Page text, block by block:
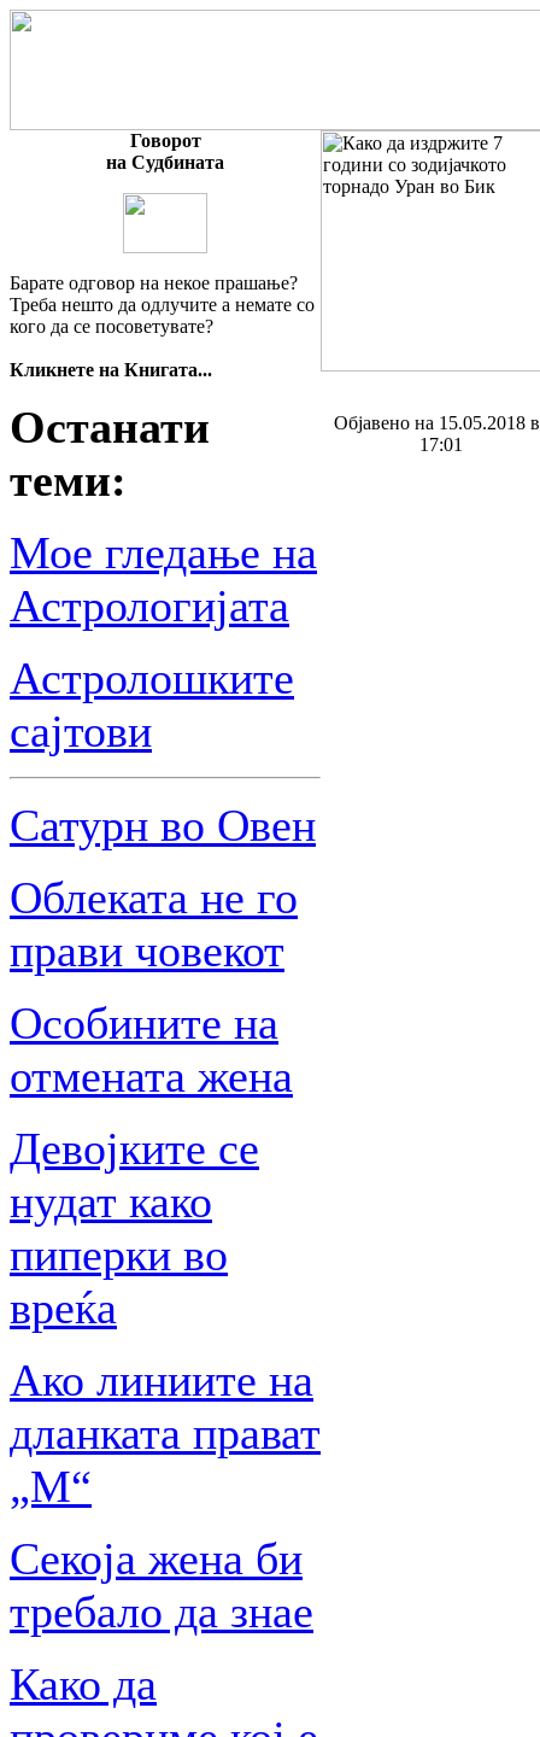
Говорот
на Судбината
Барате одговор на некое прашање?
Треба нешто да одлучите а немате со
кого да се посоветувате?
Кликнете на Книгата...
Останати
теми:
Мое гледање на
Астрологијата
Астролошките
сајтови
Сатурн во Овен
Облеката не го
прави човекот
Особините на
отмената жена
Девојките се
нудат како
пиперки во
вреќа
Ако линиите на
дланката прават
„М“
Секоја жена би
требало да знае
Како да
Објавено на 15.05.2018
17:01